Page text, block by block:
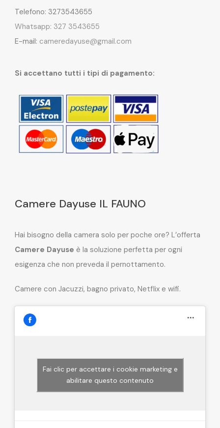
Telefono: 3273543655
Whatsapp: 327 3543655
E-mail: cameredayuse@gmail.com
Si accettano tutti i tipi di pagamento:
Camere Dayuse IL FAUNO
Hai bisogno della camera solo per poche ore? L’offerta
Camere Dayuse è la soluzione perfetta per ogni
esigenza che non preveda il pernottamento.
Camere con Jacuzzi, bagno privato, Netflix e wifi.
Fai clic per accettare i cookie marketing e
abilitare questo contenuto